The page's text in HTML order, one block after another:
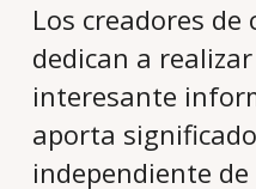
Los creadores de
dedican a
interesante
aporta
independiente